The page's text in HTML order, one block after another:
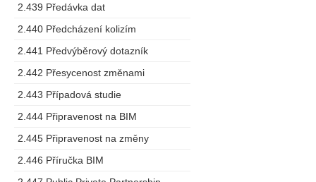
2.439 Předávka dat
2.440 Předcházení kolizím
2.441 Předvýběrový dotazník
2.442 Přesycenost změnami
2.443 Případová studie
2.444 Připravenost na BIM
2.445 Připravenost na změny
2.446 Příručka BIM